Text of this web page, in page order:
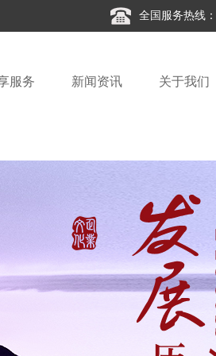
全国服务热线：
服务 新闻资讯 关于我们